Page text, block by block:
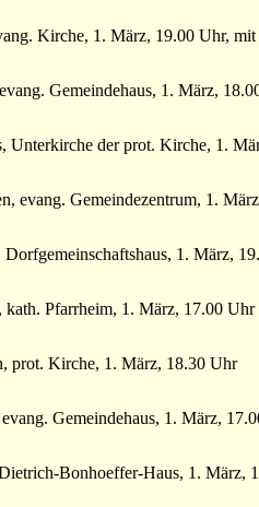
Kirche, 1. März, 19.00 Uhr,
Gemeindehaus, 1. März,
Unterkirche der prot. Kirche, 1.
evang. Gemeindezentrum, 1.
1. März,
kath. Pfarrheim, 1. März, 17.00 Uhr
prot. Kirche, 1. März, 18.30 Uhr
Gemeindehaus, 1. März,
Bonhoeffer-Haus, 1. März,